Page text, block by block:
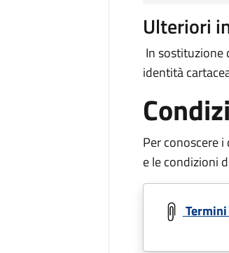
Ulteriori
In sostituzione
identità
Per conoscere
e le condizioni
Document